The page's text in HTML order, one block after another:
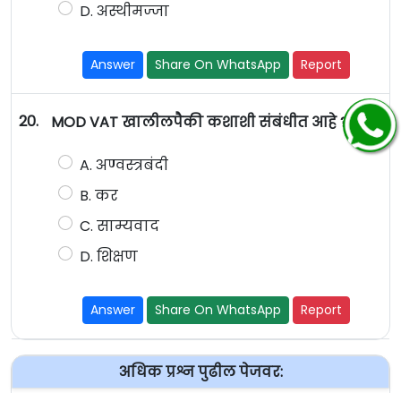
D. अस्थीमज्जा
Answer Share On WhatsApp Report
20. MOD VAT खालीलपैकी कशाशी संबंधीत आहे ?
A. अण्वस्त्रबंदी
B. कर
C. साम्यवाद
D. शिक्षण
Answer Share On WhatsApp Report
अधिक प्रश्न पुढील पेजवर: